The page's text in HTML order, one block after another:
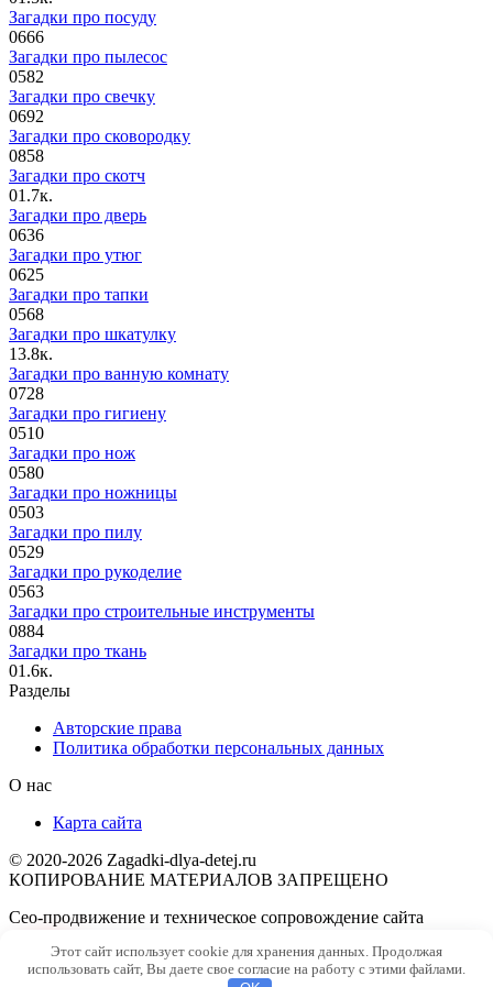
Загадки про посуду
0666
Загадки про пылесос
0582
Загадки про свечку
0692
Загадки про сковородку
0858
Загадки про скотч
01.7к.
Загадки про дверь
0636
Загадки про утюг
0625
Загадки про тапки
0568
Загадки про шкатулку
13.8к.
Загадки про ванную комнату
0728
Загадки про гигиену
0510
Загадки про нож
0580
Загадки про ножницы
0503
Загадки про пилу
0529
Загадки про рукоделие
0563
Загадки про строительные инструменты
0884
Загадки про ткань
01.6к.
Разделы
Авторские права
Политика обработки персональных данных
О нас
Карта сайта
© 2020-2026 Zagadki-dlya-detej.ru
КОПИРОВАНИЕ МАТЕРИАЛОВ ЗАПРЕЩЕНО
Сео-продвижение и техническое сопровождение сайта
Сайт работает на темеReboot
Этот сайт использует cookie для хранения данных. Продолжая
использовать сайт, Вы даете свое согласие на работу с этими файлами.